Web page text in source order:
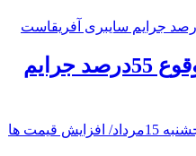
هوش مصنوعی، بستر وقوع 55درصد جرایم